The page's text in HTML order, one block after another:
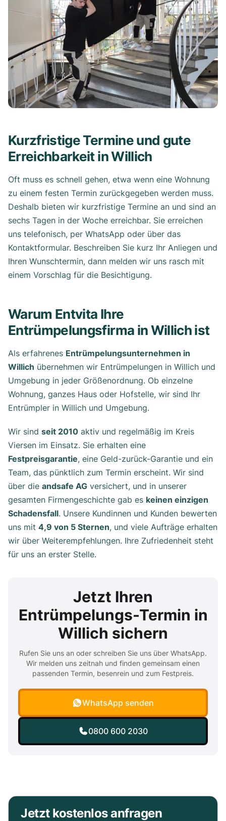
Kurzfristige Termine und gute
Erreichbarkeit in Willich
Oft muss es schnell gehen, etwa wenn eine Wohnung
zu einem festen Termin zurückgegeben werden muss.
Deshalb bieten wir kurzfristige Termine an und sind an
sechs Tagen in der Woche erreichbar. Sie erreichen
uns telefonisch, per WhatsApp oder über das
Kontaktformular. Beschreiben Sie kurz Ihr Anliegen und
Ihren Wunschtermin, dann melden wir uns rasch mit
einem Vorschlag für die Besichtigung.
Warum Entvita Ihre
Entrümpelungsfirma in Willich ist
Als erfahrenes Entrümpelungsunternehmen in
Willich übernehmen wir Entrümpelungen in Willich und
Umgebung in jeder Größenordnung. Ob einzelne
Wohnung, ganzes Haus oder Hofstelle, wir sind Ihr
Entrümpler in Willich und Umgebung.
Wir sind seit 2010 aktiv und regelmäßig im Kreis
Viersen im Einsatz. Sie erhalten eine
Festpreisgarantie, eine Geld-zurück-Garantie und ein
Team, das pünktlich zum Termin erscheint. Wir sind
über die andsafe AG versichert, und in unserer
gesamten Firmengeschichte gab es keinen einzigen
Schadensfall. Unsere Kundinnen und Kunden bewerten
uns mit 4,9 von 5 Sternen, und viele Aufträge erhalten
wir über Weiterempfehlungen. Ihre Zufriedenheit steht
für uns an erster Stelle.
Jetzt Ihren
Entrümpelungs-Termin in
Willich sichern
Rufen Sie uns an oder schreiben Sie uns über WhatsApp.
Wir melden uns zeitnah und finden gemeinsam einen
passenden Termin, besenrein und zum Festpreis.
WhatsApp senden
0800 600 2030
Jetzt kostenlos anfragen